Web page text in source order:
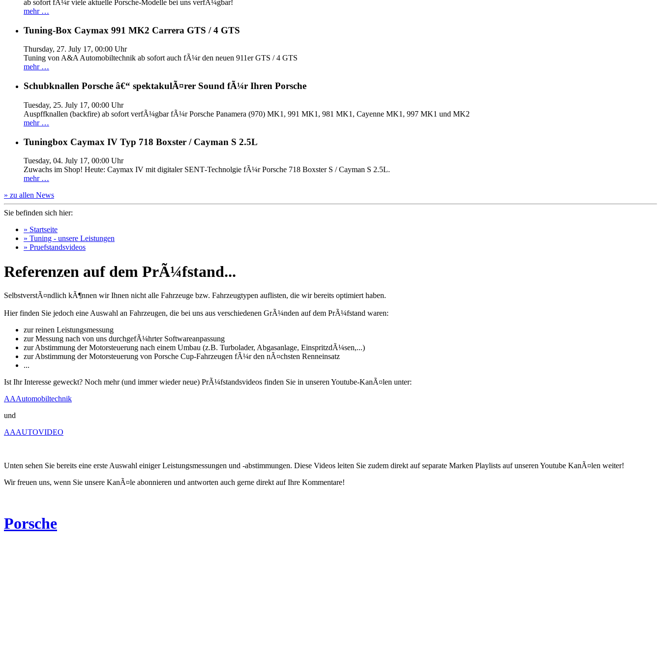
ab sofort fÃ¼r viele aktuelle Porsche-Modelle bei uns verfÃ¼gbar!
mehr …
Tuning-Box Caymax 991 MK2 Carrera GTS / 4 GTS
Thursday, 27. July 17, 00:00 Uhr
Tuning von A&A Automobiltechnik ab sofort auch fÃ¼r den neuen 911er GTS / 4 GTS
mehr …
Schubknallen Porsche â€“ spektakulÃ¤rer Sound fÃ¼r Ihren Porsche
Tuesday, 25. July 17, 00:00 Uhr
Auspffknallen (backfire) ab sofort verfÃ¼gbar fÃ¼r Porsche Panamera (970) MK1, 991 MK1, 981 MK1, Cayenne MK1, 997 MK1 und MK2
mehr …
Tuningbox Caymax IV Typ 718 Boxster / Cayman S 2.5L
Tuesday, 04. July 17, 00:00 Uhr
Zuwachs im Shop! Heute: Caymax IV mit digitaler SENT‐Technolgie fÃ¼r Porsche 718 Boxster S / Cayman S 2.5L.
mehr …
» zu allen News
Sie befinden sich hier:
» Startseite
» Tuning - unsere Leistungen
» Pruefstandsvideos
Referenzen auf dem PrÃ¼fstand...
SelbstverstÃ¤ndlich kÃ¶nnen wir Ihnen nicht alle Fahrzeuge bzw. Fahrzeugtypen auflisten, die wir bereits optimiert haben.
Hier finden Sie jedoch eine Auswahl an Fahrzeugen, die bei uns aus verschiedenen GrÃ¼nden auf dem PrÃ¼fstand waren:
zur reinen Leistungsmessung
zur Messung nach von uns durchgefÃ¼hrter Softwareanpassung
zur Abstimmung der Motorsteuerung nach einem Umbau (z.B. Turbolader, Abgasanlage, EinspritzdÃ¼sen,...)
zur Abstimmung der Motorsteuerung von Porsche Cup-Fahrzeugen fÃ¼r den nÃ¤chsten Renneinsatz
...
Ist Ihr Interesse geweckt? Noch mehr (und immer wieder neue) PrÃ¼fstandsvideos finden Sie in unseren Youtube-KanÃ¤len unter:
AAAutomobiltechnik
und
AAAUTOVIDEO
Unten sehen Sie bereits eine erste Auswahl einiger Leistungsmessungen und -abstimmungen. Diese Videos leiten Sie zudem direkt auf separate Marken Playlists auf unseren Youtube KanÃ¤len weiter!
Wir freuen uns, wenn Sie unsere KanÃ¤le abonnieren und antworten auch gerne direkt auf Ihre Kommentare!
Porsche